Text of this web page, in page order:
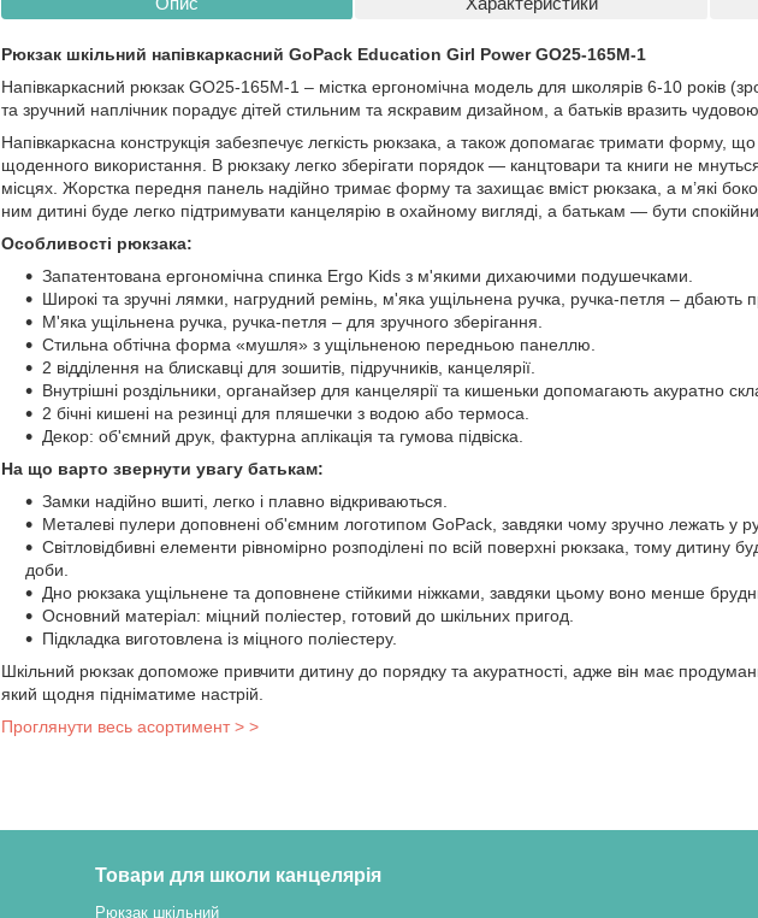
Рюкзак шкільний напівкаркасний GoPack Education Girl Power GO25-165M-1
Напівкаркасний рюкзак GO25-165M-1 – містка ергономічна модель для школярів 6-10 років
та зручний наплічник порадує дітей стильним та яскравим дизайном, а батьків вразить
Напівкаркасна конструкція забезпечує легкість рюкзака, а також допомагає тримати форму,
щоденного використання. В рюкзаку легко зберігати порядок — канцтовари та книги не
місцях. Жорстка передня панель надійно тримає форму та захищає вміст рюкзака, а м’які
ним дитині буде легко підтримувати канцелярію в охайному вигляді, а батькам — бути
Особливості рюкзака:
Запатентована ергономічна спинка Ergo Kids з м'якими дихаючими подушечками.
Широкі та зручні лямки, нагрудний ремінь, м'яка ущільнена ручка, ручка-петля – дбають
М'яка ущільнена ручка, ручка-петля – для зручного зберігання.
Стильна обтічна форма «мушля» з ущільненою передньою панеллю.
2 відділення на блискавці для зошитів, підручників, канцелярії.
Внутрішні роздільники, органайзер для канцелярії та кишеньки допомагають акуратно
2 бічні кишені на резинці для пляшечки з водою або термоса.
Декор: об'ємний друк, фактурна аплікація та гумова підвіска.
На що варто звернути увагу батькам:
Замки надійно вшиті, легко і плавно відкриваються.
Металеві пулери доповнені об'ємним логотипом GoPack, завдяки чому зручно лежать у
Світловідбивні елементи рівномірно розподілені по всій поверхні рюкзака, тому дитину
доби.
Дно рюкзака ущільнене та доповнене стійкими ніжками, завдяки цьому воно менше
Основний матеріал: міцний поліестер, готовий до шкільних пригод.
Підкладка виготовлена із міцного поліестеру.
Шкільний рюкзак допоможе привчити дитину до порядку та акуратності, адже він має
який щодня підніматиме настрій.
Проглянути весь асортимент > >
Товари для школи канцелярія
Рюкзак шкільний